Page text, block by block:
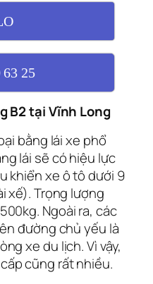
63 25
B2 tại Vĩnh Long
bằng lái xe phổ
lái sẽ có hiệu lực
khiển xe ô tô dưới 9
xế). Trọng lượng
Ngoài ra, các
đường chủ yếu là
xe du lịch. Vì vậy,
cũng rất nhiều.